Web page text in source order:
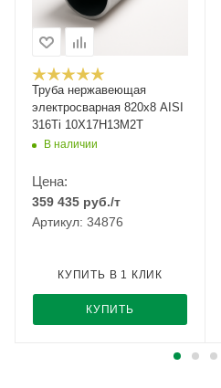
Труба нержавеющая
электросварная 820х8 AISI
316Ti 10Х17Н13М2Т
В наличии
Цена:
359 435 руб./т
Артикул: 34876
КУПИТЬ
КУПИТЬ В 1 КЛИК